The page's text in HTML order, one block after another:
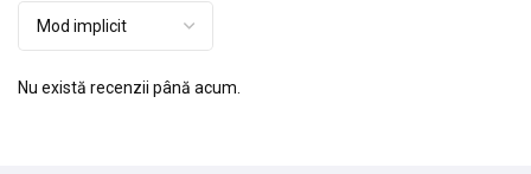
Nu există recenzii până acum.